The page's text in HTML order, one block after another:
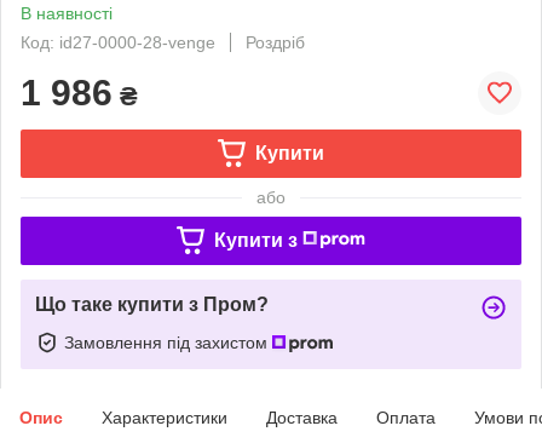
В наявності
Код: id27-0000-28-venge
Роздріб
1 986 ₴
Купити
або
Купити з
Що таке купити з Пром?
Замовлення під захистом
Опис Характеристики Доставка Оплата Умови